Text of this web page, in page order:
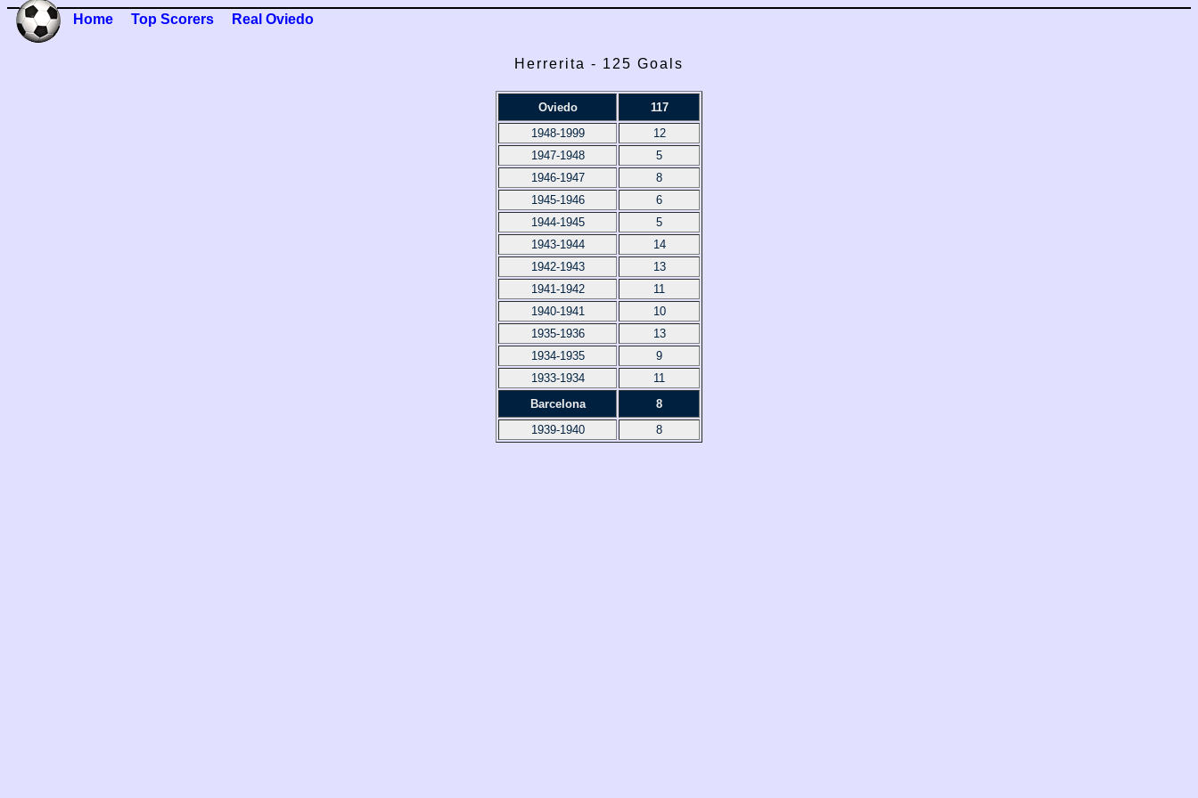
Home Top Scorers Real Oviedo
Herrerita - 125 Goals
Oviedo
117
1948-1999
12
1947-1948
5
1946-1947
8
1945-1946
6
1944-1945
5
1943-1944
14
1942-1943
13
1941-1942
11
1940-1941
10
1935-1936
13
1934-1935
9
1933-1934
11
Barcelona
8
1939-1940
8